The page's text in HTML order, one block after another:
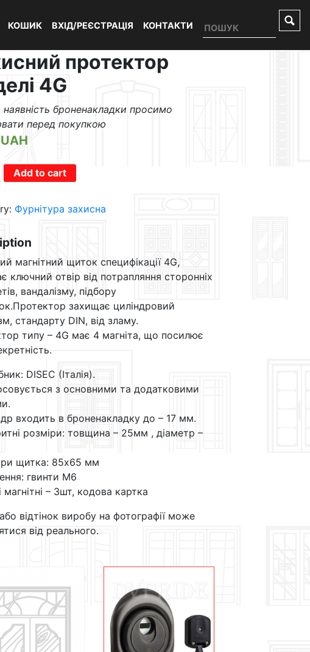
КОШИК ВХІД/РЕЄСТРАЦІЯ КОНТАКТИ
протектор
4G
наявність броненакладки просимо
перед покупкою
UAH
Add to cart
Фурнітура захисна
магнітний щиток специфікації 4G,
ключний отвір від потрапляння сторонніх
вандалізму, підбору
захищає циліндровий
стандарту DIN, від зламу.
типу – 4G має 4 магніта, що посилює
DISEC (Італія).
з основними та додатковими
входить в броненакладку до – 17 мм.
розміри: товщина – 25мм , діаметр –
щитка: 85х65 мм
гвинти М6
магнітні – 3шт, кодова картка
відтінок виробу на фотографії може
від реального.